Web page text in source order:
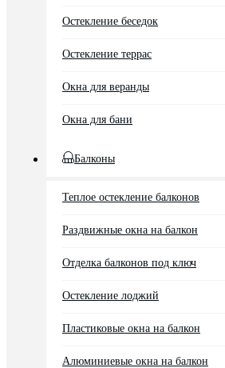
Остекление беседок
Остекление террас
Окна для веранды
Окна для бани
Балконы
Теплое остекление балконов
Раздвижные окна на балкон
Отделка балконов под ключ
Остекление лоджий
Пластиковые окна на балкон
Алюминиевые окна на балкон